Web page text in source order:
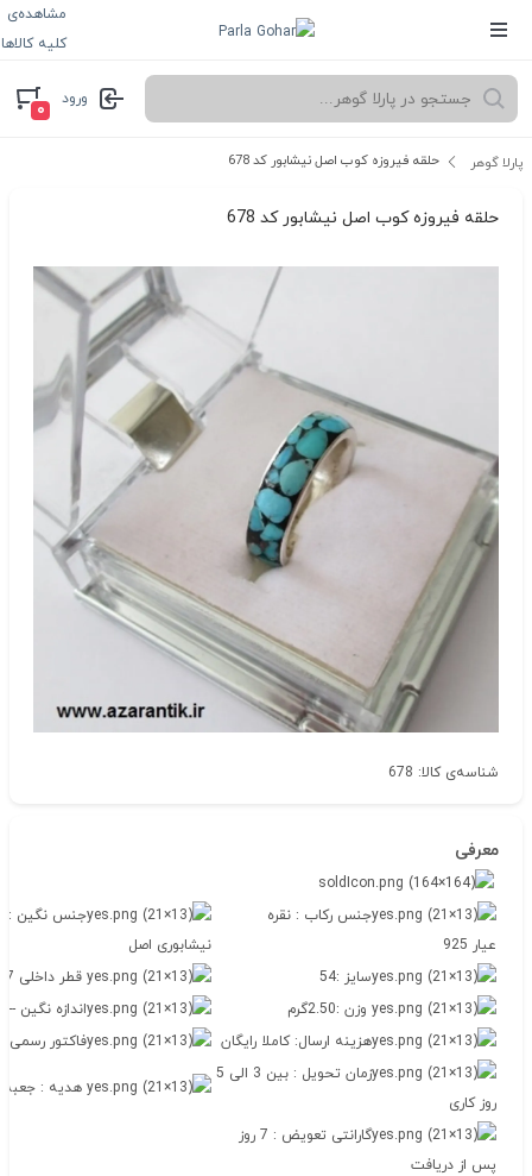
مشاهده‌ی
کلیه کالاها
ورود
۰
پارلا گوهر حلقه فیروزه کوب اصل نیشابور کد 678
حلقه فیروزه کوب اصل نیشابور کد 678
شناسه‌ی کالا: 678
معرفی
جنس رکاب : نقره
عیار 925
جنس نگین
نیشابوری اصل
سایز :54
قطر داخلی 1.7
وزن :2.50گرم
اندازه نگین --
هزینه ارسال: کاملا رایگان
فاکتور رسمی :
زمان تحویل : بین 3 الی 5
روز کاری
هدیه : جعبه
گارانتی تعویض : 7 روز
پس از دریافت